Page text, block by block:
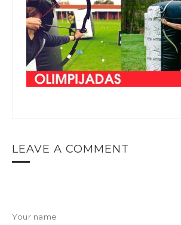
LEAVE A COMMENT
Your name